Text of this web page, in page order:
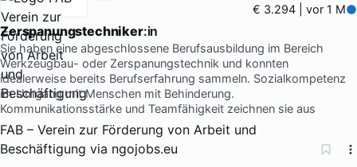
€ 3.294 | vor 1 M
Zerspanungstechniker:in
Sie haben eine abgeschlossene Berufsausbildung im Bereich
Werkzeugbau- oder Zerspanungstechnik und konnten
idealerweise bereits Berufserfahrung sammeln. Sozialkompetenz
im Umgang mit Menschen mit Behinderung.
Kommunikationsstärke und Teamfähigkeit zeichnen sie aus
FAB – Verein zur Förderung von Arbeit und
Beschäftigung via ngojobs.eu